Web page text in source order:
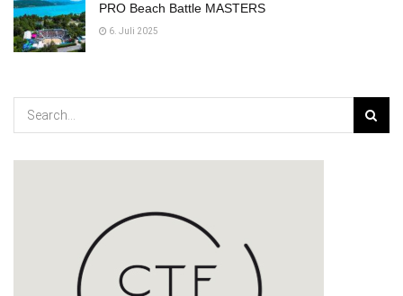
PRO Beach Battle MASTERS
6. Juli 2025